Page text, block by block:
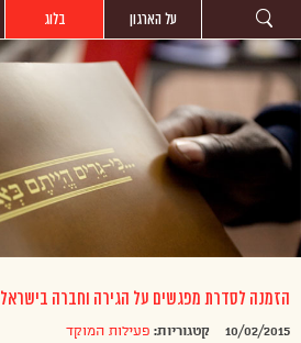
על הארגון בלוג
הזמנה לסדרת מפגשים על הגירה וחברה בישראל
10/02/2015 קטגוריות: פעילות המוקד